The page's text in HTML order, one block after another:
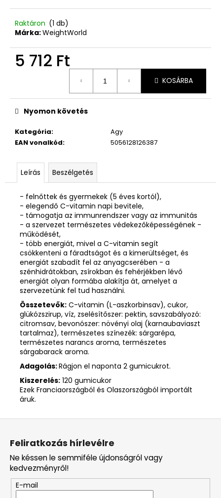
Raktáron (1 db)
Márka:WeightWorld
5 712 Ft
KOSÁRBA
Kategória:
Agy
EAN vonalkód: 5056128126387
Nyomon követés
Leírás Beszélgetés
- felnőttek és gyermekek (5 éves kortól),
- elegendő C-vitamin napi bevitele,
- támogatja az immunrendszer vagy az immunitás
- a szervezet természetes védekezőképességének -
működését,
- több energiát, mivel a C-vitamin segít
csökkenteni a fáradtságot és a kimerültséget, és
energiát szabadít fel az anyagcserében - a
szénhidrátokban, zsírokban és fehérjékben lévő
energiát olyan formába alakítja át, amelyet a
szervezetünk fel tud használni.
Összetevők: C-vitamin (L-aszkorbinsav), cukor,
glükózszirup, víz, zselésítőszer: pektin, savszabályozó:
citromsav, bevonószer: növényi olaj (karnaubaviaszt
tartalmaz), természetes színezék: sárgarépa,
természetes narancs aroma, természetes
sárgabarack aroma.
Adagolás:Rágjon el naponta 2 gumicukrot.
Kiszerelés: 120 gumicukor
Ezek Franciaországból és Olaszországból importált
áruk.
L
Feliratkozás hírlevélre
Ne késsen le semmiféle újdonságról vagy
kedvezményről!
E-mail